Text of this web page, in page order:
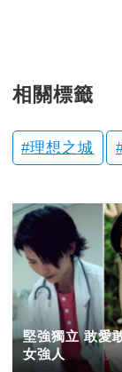
相關標籤
理想之城
堅強獨立 敢愛
女強人